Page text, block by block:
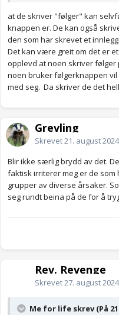
at de skriver "følger" kan
knappen er. De kan også
den som har skrevet et
Det kan være greit om det er
opplevd at noen skriver følger
noen bruker følgerknappen
med seg. Da skriver de det
Grevling
Skrevet21. august 2024
Blir ikke særlig brydd av det.
faktisk irriterer meg er de
grupper av diverse årsaker.
seg rundt beina på de for å
Rev. Revenge
Skrevet27. august 2024
Me for life skrev (På